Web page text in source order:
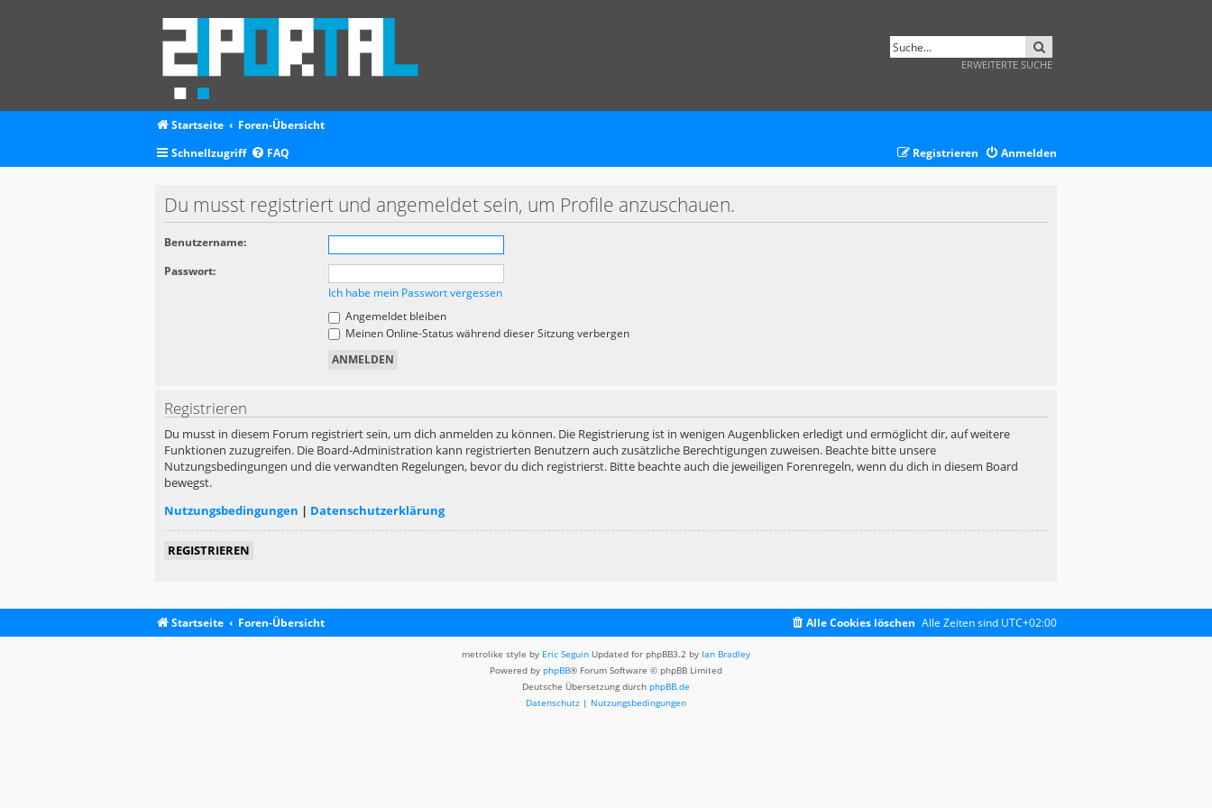
ERWEITERTE SUCHE
Startseite
Foren-Übersicht
Schnellzugriff
FAQ Anmelden
Registrieren
Du musst registriert und angemeldet sein, um Profile anzuschauen.
Benutzername:
Passwort:
Ich habe mein Passwort vergessen
Angemeldet bleiben
Meinen Online-Status während dieser Sitzung verbergen
Registrieren
Du musst in diesem Forum registriert sein, um dich anmelden zu können. Die Registrierung ist in wenigen Augenblicken erledigt und ermöglicht dir, auf weitere
Funktionen zuzugreifen. Die Board-Administration kann registrierten Benutzern auch zusätzliche Berechtigungen zuweisen. Beachte bitte unsere
Nutzungsbedingungen und die verwandten Regelungen, bevor du dich registrierst. Bitte beachte auch die jeweiligen Forenregeln, wenn du dich in diesem Board
bewegst.
Nutzungsbedingungen | Datenschutzerklärung
REGISTRIEREN
Startseite Foren-Übersicht Alle Zeiten sind UTC+02:00
Alle Cookies löschen
metrolike style by Eric Seguin Updated for phpBB3.2 by Ian Bradley
Powered by phpBB® Forum Software © phpBB Limited
Deutsche Übersetzung durch phpBB.de
Datenschutz | Nutzungsbedingungen